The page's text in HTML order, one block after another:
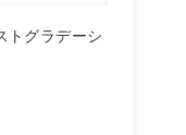
トグラデーシ